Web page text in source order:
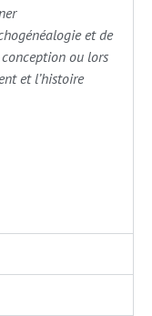
et de
ou lors
et l’histoire